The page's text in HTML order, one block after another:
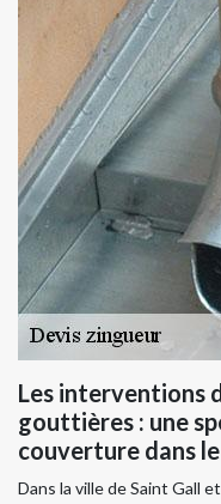
Les interventions
gouttières : une
couverture dans
Dans la ville de Saint Gall